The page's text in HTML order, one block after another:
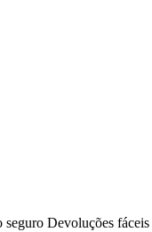
seguro Devoluções fáceis